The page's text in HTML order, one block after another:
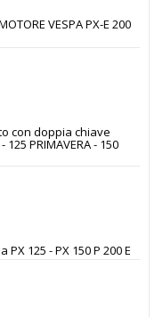
VESPA PX-E 200
con doppia chiave
125 PRIMAVERA - 150
125 - PX 150 P 200 E